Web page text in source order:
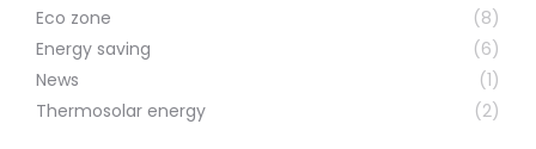
Eco zone
(8)
Energy saving
(6)
News
(1)
Thermosolar energy
(2)